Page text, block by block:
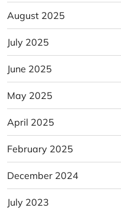
August 2025
July 2025
June 2025
May 2025
April 2025
February 2025
December 2024
July 2023